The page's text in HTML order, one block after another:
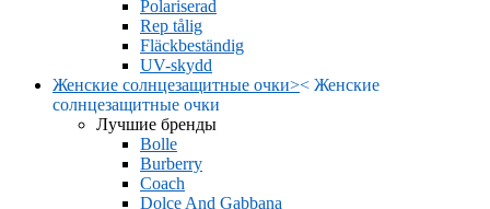
Polariserad
Rep tålig
Fläckbeständig
UV-skydd
Женские солнцезащитные очки>< Женские
солнцезащитные очки
Лучшие бренды
Bolle
Burberry
Coach
Dolce And Gabbana